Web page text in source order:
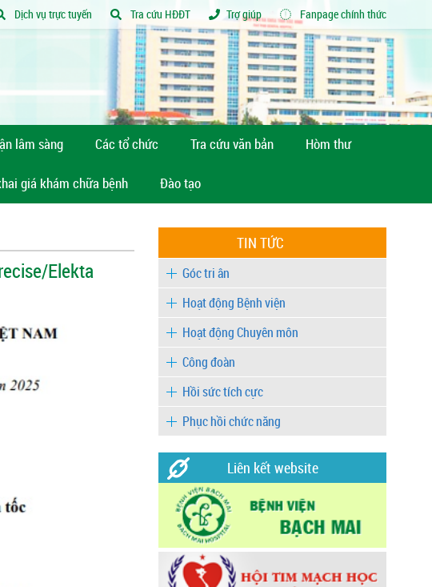
Dịch vụ trực tuyến Tra cứu HĐĐT Trợ giúp Fanpage chính thức
lâm sàng Các tổ chức Tra cứu văn bản Hòm thư
giá khám chữa bệnh Đào tạo
Elekta
TIN TỨC
Góc tri ân
Hoạt động Bệnh viện
Hoạt động Chuyên môn
Công đoàn
Hồi sức tích cực
Phục hồi chức năng
Liên kết website